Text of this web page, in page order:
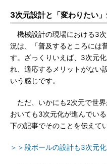
3次元設計と「変わりたい
機械設計の現場における3
況は、「普及するところには
す。ざっくりいえば、3次元
れ、適応するメリットがない
いう感じです。
ただ、いかにも2次元で世
おいても3次元化が進んでい
下の記事でそのことを伝えて
＞＞段ボールの設計も3次元